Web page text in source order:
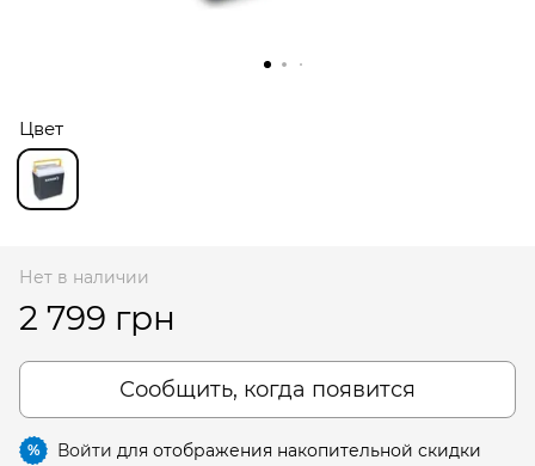
Цвет
Нет в наличии
2 799 грн
Сообщить, когда появится
% Войти для отображения накопительной скидки